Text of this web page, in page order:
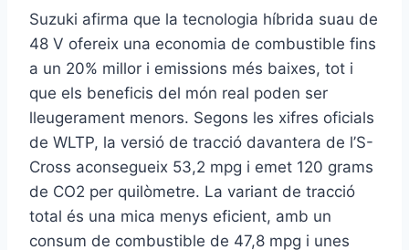
Suzuki afirma que la tecnologia híbrida suau de
48 V ofereix una economia de combustible fins
a un 20% millor i emissions més baixes, tot i
que els beneficis del món real poden ser
lleugerament menors. Segons les xifres oficials
de WLTP, la versió de tracció davantera de l’S-
Cross aconsegueix 53,2 mpg i emet 120 grams
de CO2 per quilòmetre. La variant de tracció
total és una mica menys eficient, amb un
consum de combustible de 47,8 mpg i unes